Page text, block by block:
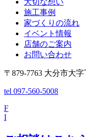
施工事例
家づくりの流れ
イベント情報
店舗のご案内
お問い合わせ
〒879-7763 大分市大
tel 097-560-5008
F
I